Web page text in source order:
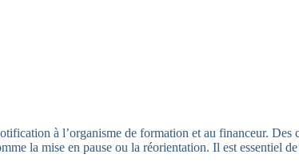
à l’organisme de formation et au financeur.
la mise en pause ou la réorientation. Il est essentiel